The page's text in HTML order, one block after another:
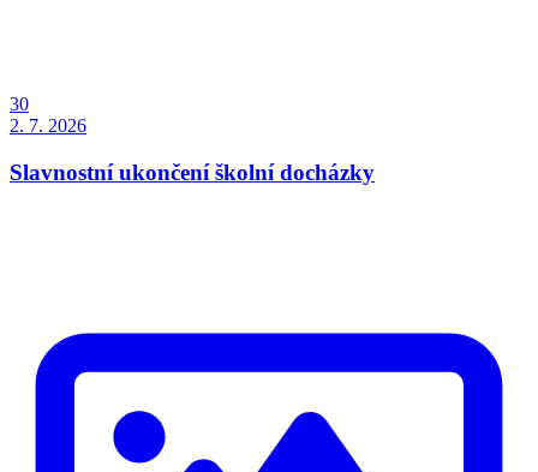
30
2. 7. 2026
Slavnostní ukončení školní docházky